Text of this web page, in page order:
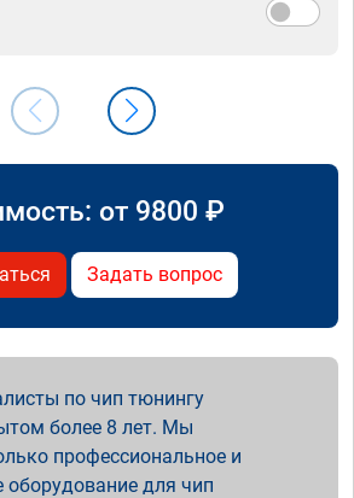
от 9800 ₽
Задать вопрос
по чип тюнингу
более 8 лет. Мы
профессиональное и
оборудование для чип